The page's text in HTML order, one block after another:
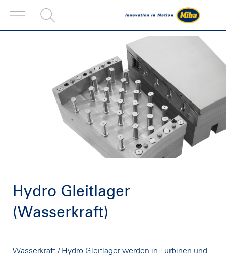
Hydro Gleitlager
(Wasserkraft)
Wasserkraft / Hydro Gleitlager werden in Turbinen und